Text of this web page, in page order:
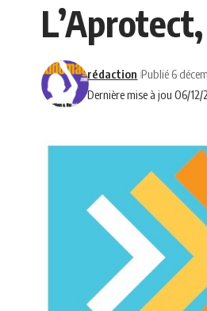
Dernière mise à jou 06/
rédaction Publié 6